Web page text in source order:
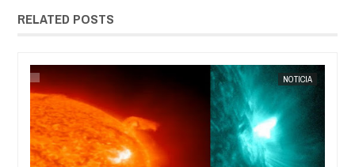
RELATED POSTS
NOTICIA EXTRANOTIX MISTERIO